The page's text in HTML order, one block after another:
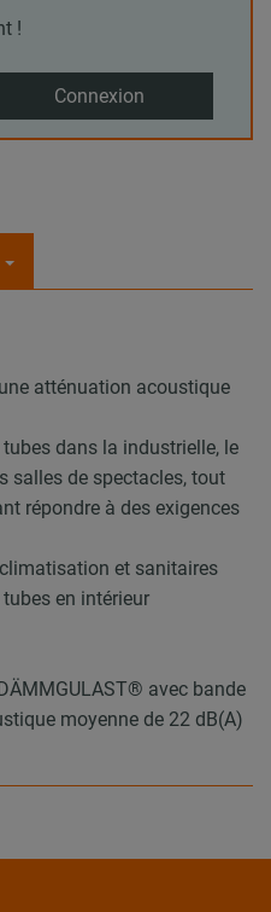
!
Connexion
atténuation acoustique
dans la industrielle, le
salles de spectacles, tout
répondre à des exigences
et sanitaires
en intérieur
avec bande
moyenne de 22 dB(A)